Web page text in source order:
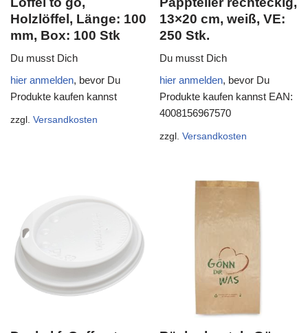
Holzlöffel, Länge: 100
mm, Box: 100 Stk
Du musst Dich
hier anmelden, bevor Du
Produkte kaufen kannst
zzgl. Versandkosten
13×20 cm, weiß, VE:
250 Stk.
Du musst Dich
hier anmelden, bevor Du
Produkte kaufen kannst EAN:
4008156967570
zzgl.Versandkosten